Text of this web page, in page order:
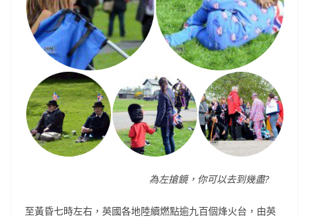
為左搶鏡，你可以去到幾盡?
至黃昏七時左右，英國各地陸續燃點逾九百個烽火台，由英